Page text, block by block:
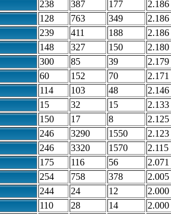
238 387 177 2.186
128 763 349 2.186
239 411 188 2.186
148 327 150 2.180
300 85 39 2.179
60 152 70 2.171
114 103 48 2.146
15 32 15 2.133
150 17 8 2.125
246 3290 1550 2.123
246 3320 1570 2.115
175 116 56 2.071
254 758 378 2.005
244 24 12 2.000
110 28 14 2.000